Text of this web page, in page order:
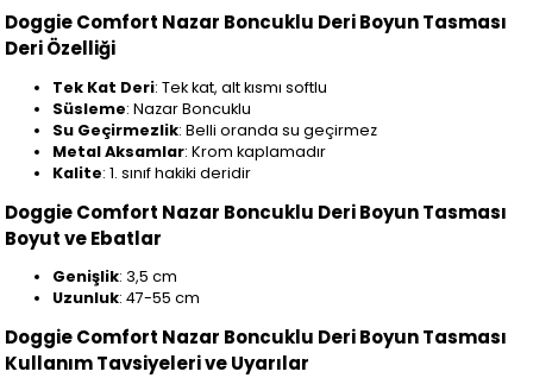
Doggie Comfort Nazar Boncuklu Deri Boyun Tasması
Deri Özelliği
Tek Kat Deri: Tek kat, alt kısmı softlu
Süsleme: Nazar Boncuklu
Su Geçirmezlik: Belli oranda su geçirmez
Metal Aksamlar: Krom kaplamadır
Kalite: 1. sınıf hakiki deridir
Doggie Comfort Nazar Boncuklu Deri Boyun Tasması
Boyut ve Ebatlar
Genişlik: 3,5 cm
Uzunluk: 47-55 cm
Doggie Comfort Nazar Boncuklu Deri Boyun Tasması
Kullanım Tavsiyeleri ve Uyarılar